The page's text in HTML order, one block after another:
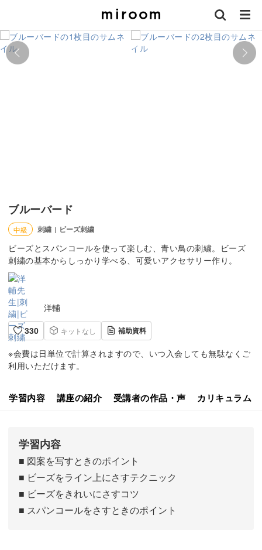
ブルーバード
中級 刺繍 | ビーズ刺繍
ビーズとスパンコールを使って楽しむ、青い鳥の刺繍。ビーズ
刺繍の基本からしっかり学べる、可愛いアクセサリー作り。
洋輔
330
キットなし 補助資料
※会費は日単位で計算されますので、いつ入会しても無駄なくご
利用いただけます。
学習内容 講座の紹介 受講者の作品・声 カリキュラム
学習内容
■ 図案を写すときのポイント
■ ビーズをライン上にさすテクニック
■ ビーズをきれいにさすコツ
■ スパンコールをさすときのポイント